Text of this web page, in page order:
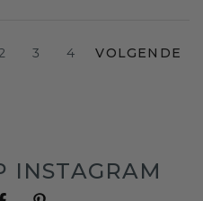
3 4 VOLGENDE
INSTAGRAM